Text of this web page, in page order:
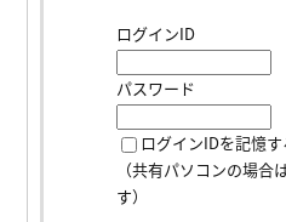
ログインID
パスワード
ログインIDを記憶す
（共有パソコンの場合
す）